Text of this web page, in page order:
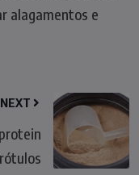
alagamentos e
NEXT